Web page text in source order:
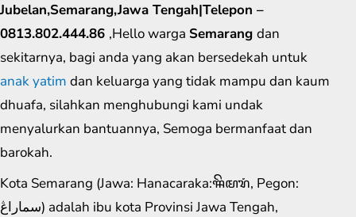
Jubelan,Semarang,Jawa Tengah|Telepon –
0813.802.444.86 ,Hello warga Semarang dan
sekitarnya, bagi anda yang akan bersedekah untuk
anak yatim dan keluarga yang tidak mampu dan kaum
dhuafa, silahkan menghubungi kami undak
menyalurkan bantuannya, Semoga bermanfaat dan
barokah.
Kota Semarang (Jawa: Hanacaraka:ꦯꦼꦩꦫꦁ​, Pegon:
سماراڠ) adalah ibu kota Provinsi Jawa Tengah,